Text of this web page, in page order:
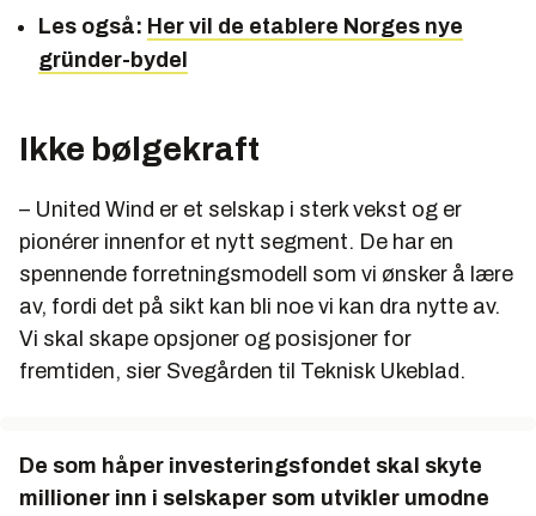
Les også: Her vil de etablere Norges nye
gründer-bydel
Ikke bølgekraft
– United Wind er et selskap i sterk vekst og er
pionérer innenfor et nytt segment. De har en
spennende forretningsmodell som vi ønsker å lære
av, fordi det på sikt kan bli noe vi kan dra nytte av.
Vi skal skape opsjoner og posisjoner for
fremtiden, sier Svegården til Teknisk Ukeblad.
De som håper investeringsfondet skal skyte
millioner inn i selskaper som utvikler umodne